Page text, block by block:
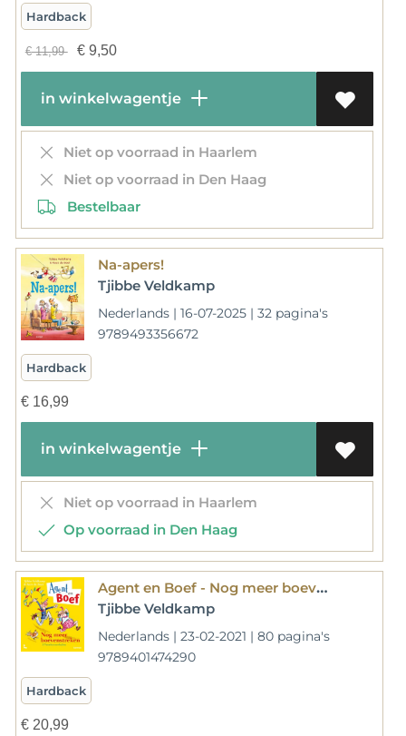
Hardback
€11,99 €9,50
in winkelwagentje
Niet op voorraad in Haarlem
Niet op voorraad in Den Haag
Bestelbaar
Na-apers!
Tjibbe Veldkamp
Nederlands | 16-07-2025 | 32 pagina's
9789493356672
Hardback
€16,99
in winkelwagentje
Niet op voorraad in Haarlem
Op voorraad in Den Haag
Agent en Boef - Nog meer boevenstreken
Tjibbe Veldkamp
Nederlands | 23-02-2021 | 80 pagina's
9789401474290
Hardback
€20,99